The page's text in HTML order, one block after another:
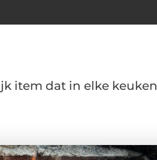
item dat in elke keuken